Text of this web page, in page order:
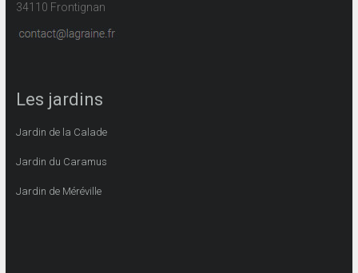
34110 Frontignan
Les jardins
Jardin de la Calade
Jardin du Caramus
Jardin de Méréville